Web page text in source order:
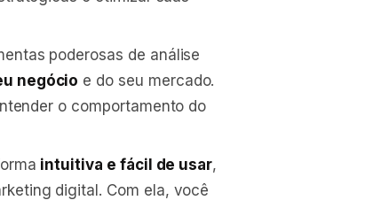
poderosas de análise
negócio e do seu mercado.
o comportamento do
intuitiva e fácil de usar,
digital. Com ela, você